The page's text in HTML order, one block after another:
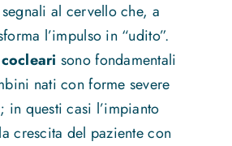
al cervello che, a
l’impulso in “udito”.
sono fondamentali
nati con forme severe
; in questi casi l’impianto
crescita del paziente con